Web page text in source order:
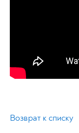
Возврат к списку